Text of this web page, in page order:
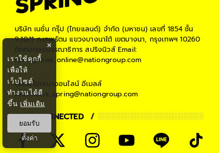
บริษัท เนชั่น กรุ๊ป (ไทยแลนด์) จำกัด (มหาชน) เลขที่ 1854 ชั้น
9,10,11 ถ.เทพรัตน แขวงบางนาใต้ เขตบางนา, กรุงเทพฯ 10260
ติดต่อกองบรรณาธิการ สปริงนิวส์Email:
springnews_online@nationgroup.com
ติดต่อโฆษณาออนไลน์ อีเมลล์
teamsales_spring@nationgroup.com
STAY CONNECTED
×
เราใช้คุกกี้
เพื่อให้
เว็บไซต์
ทำงานได้ดี
ขึ้น เพิ่มเติม
ยอมรับ
ตั้งค่า